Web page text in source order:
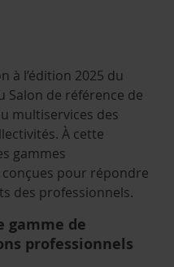
à l’édition 2025 du
Salon de référence de
multiservices des
À cette
gammes
pour répondre
des professionnels.
gamme de
professionnels